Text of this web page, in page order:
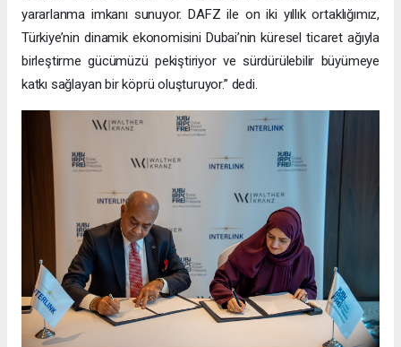
yararlanma imkanı sunuyor. DAFZ ile on iki yıllık ortaklığımız,
Türkiye’nin dinamik ekonomisini Dubai’nin küresel ticaret ağıyla
birleştirme gücümüzü pekiştiriyor ve sürdürülebilir büyümeye
katkı sağlayan bir köprü oluşturuyor.” dedi.